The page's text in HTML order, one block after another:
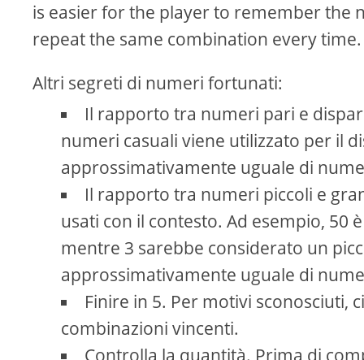
is easier for the player to remember the
repeat the same combination every time.
Altri segreti di numeri fortunati:
Il rapporto tra numeri pari e
numeri casuali viene utilizzato per il
approssimativamente uguale di
Il rapporto tra numeri piccoli e
usati con il contesto. Ad esempio, 50
mentre 3 sarebbe considerato un
approssimativamente uguale di
Finire in 5. Per motivi sconosciuti,
combinazioni vincenti.
Controlla la quantità. Prima di